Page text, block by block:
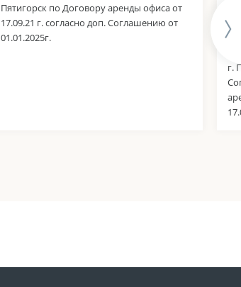
Пятигорск по Договору аренды офиса от
17.09.21 г. согласно доп. Соглашению от
01.01.2025г.
г.